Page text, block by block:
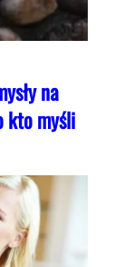
na
kto myśli